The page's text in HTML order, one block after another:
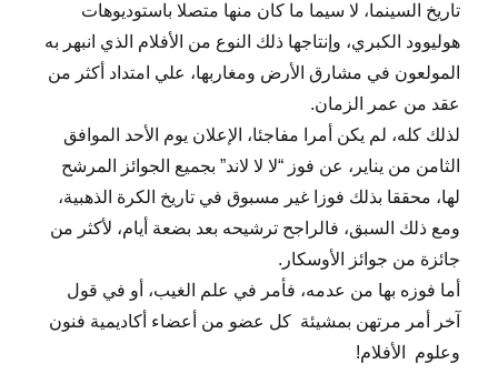
تاريخ السينما، لا سيما ما كان منها متصلا باستوديوهات
هوليوود الكبري، وإنتاجها ذلك النوع من الأفلام الذي انبهر به
المولعون في مشارق الأرض ومغاربها، علي امتداد أكثر من
عقد من عمر الزمان.
لذلك كله، لم يكن أمرا مفاجئا، الإعلان يوم الأحد الموافق
الثامن من يناير، عن فوز “لا لا لاند” بجميع الجوائز المرشح
لها، محققا بذلك فوزا غير مسبوق في تاريخ الكرة الذهبية،
ومع ذلك السبق، فالراجح ترشيحه بعد بضعة أيام، لأكثر من
جائزة من جوائز الأوسكار.
أما فوزه بها من عدمه، فأمر في علم الغيب، أو في قول
آخر أمر مرتهن بمشيئة كل عضو من أعضاء أكاديمية فنون
وعلوم الأفلام!